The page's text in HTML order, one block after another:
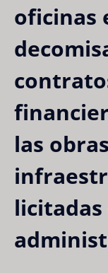
oficinas
las